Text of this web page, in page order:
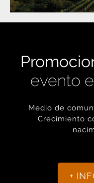
evento
Medio de
Crecimiento
+